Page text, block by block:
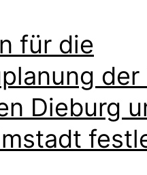
für die
der
Dieburg